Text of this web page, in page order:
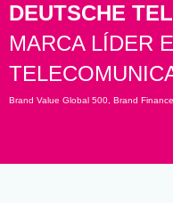
DEUTSCHE
MARCA LÍDER
Brand Value Global 500, Brand